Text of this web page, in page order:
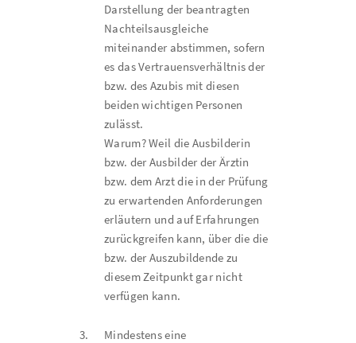
Darstellung der beantragten
Nachteilsausgleiche
miteinander abstimmen, sofern
es das Vertrauensverhältnis der
bzw. des Azubis mit diesen
beiden wichtigen Personen
zulässt.
Warum? Weil die Ausbilderin
bzw. der Ausbilder der Ärztin
bzw. dem Arzt die in der Prüfung
zu erwartenden Anforderungen
erläutern und auf Erfahrungen
zurückgreifen kann, über die die
bzw. der Auszubildende zu
diesem Zeitpunkt gar nicht
verfügen kann.
3.
Mindestens eine